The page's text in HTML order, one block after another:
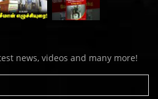
news, videos and many more!